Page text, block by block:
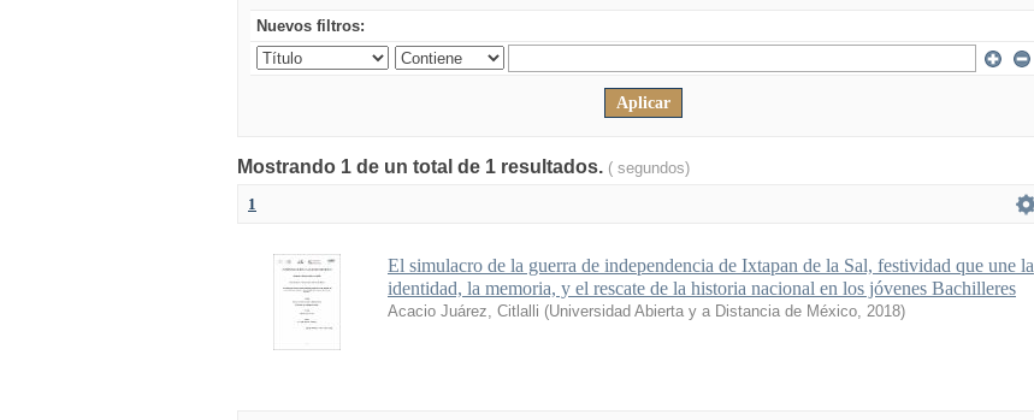
Nuevos filtros:
Mostrando 1 de un total de 1 resultados. ( segundos)
1
El simulacro de la guerra de independencia de Ixtapan de la Sal, festividad que une la
identidad, la memoria, y el rescate de la historia nacional en los jóvenes Bachilleres
Acacio Juárez, Citlalli (Universidad Abierta y a Distancia de México, 2018)